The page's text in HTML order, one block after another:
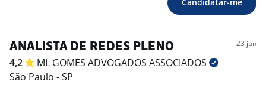
ANALISTA DE REDES PLENO 23 jun
4,2 ML GOMES ADVOGADOS ASSOCIADOS
São Paulo - SP